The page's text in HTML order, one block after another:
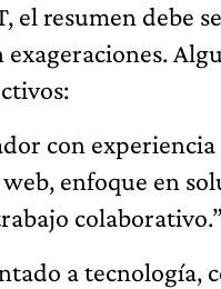
el resumen debe
exageraciones.
con experiencia
enfoque en
colaborativo.”
a tecnología,